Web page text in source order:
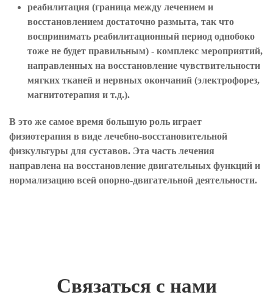
реабилитация (граница между лечением и
восстановлением достаточно размыта, так что
воспринимать реабилитационный период однобоко
тоже не будет правильным) - комплекс мероприятий,
направленных на восстановление чувствительности
мягких тканей и нервных окончаний (электрофорез,
магнитотерапия и т.д.).
В это же самое время большую роль играет
физиотерапия в виде лечебно-восстановительной
физкультуры для суставов. Эта часть лечения
направлена на восстановление двигательных функций и
нормализацию всей опорно-двигательной деятельности.
Связаться с нами